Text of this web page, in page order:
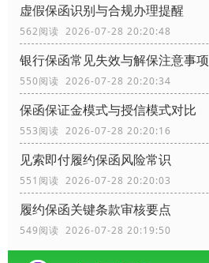
虚假保函识别与合规办理提醒
562阅读 2026-07-28 20:20:48
银行保函常见失效与解保注意事项
550阅读 2026-07-28 20:20:34
保函保证金模式与授信模式对比
553阅读 2026-07-28 20:20:16
见索即付履约保函风险常识
551阅读 2026-07-28 20:20:03
履约保函关键条款审核要点
549阅读 2026-07-28 20:19:50